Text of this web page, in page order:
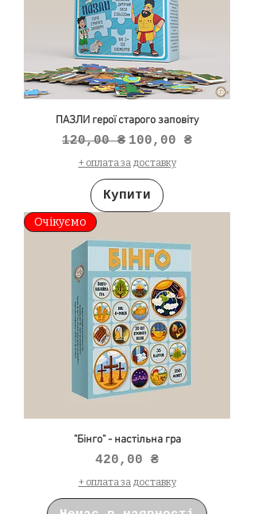
ПАЗЛИ герої старого заповіту
Звичайна ціна
120,00 ₴ За розпродажем
100,00 ₴
+ оплата за доставку
Купити
Очікуємо
"Бінго" - настільна гра
Ціна
420,00 ₴
+ оплата за доставку